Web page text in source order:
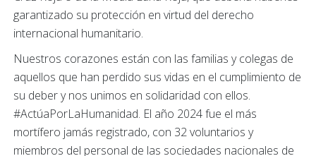
garantizado su protección en virtud del derecho
internacional humanitario.
Nuestros corazones están con las familias y colegas de
aquellos que han perdido sus vidas en el cumplimiento de
su deber y nos unimos en solidaridad con ellos.
#ActúaPorLaHumanidad. El año 2024 fue el más
mortífero jamás registrado, con 32 voluntarios y
miembros del personal de las sociedades nacionales de